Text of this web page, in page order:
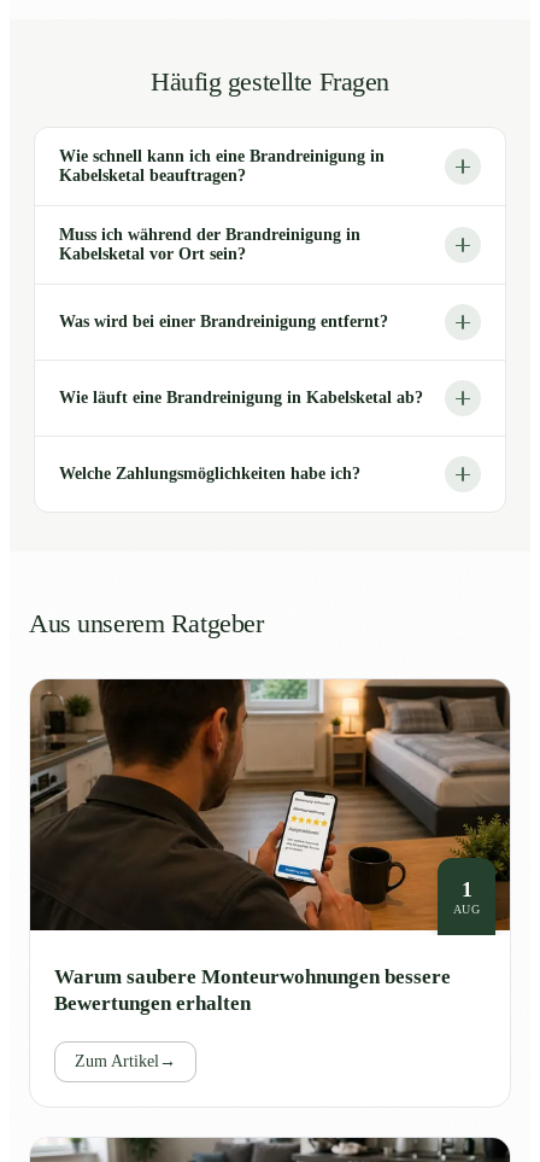
Häufig gestellte Fragen
Wie schnell kann ich eine Brandreinigung in
Kabelsketal beauftragen?
Muss ich während der Brandreinigung in
Kabelsketal vor Ort sein?
Was wird bei einer Brandreinigung entfernt?
Wie läuft eine Brandreinigung in Kabelsketal ab?
Welche Zahlungsmöglichkeiten habe ich?
Aus unserem Ratgeber
1
AUG
Warum saubere Monteurwohnungen bessere
Bewertungen erhalten
Zum Artikel→